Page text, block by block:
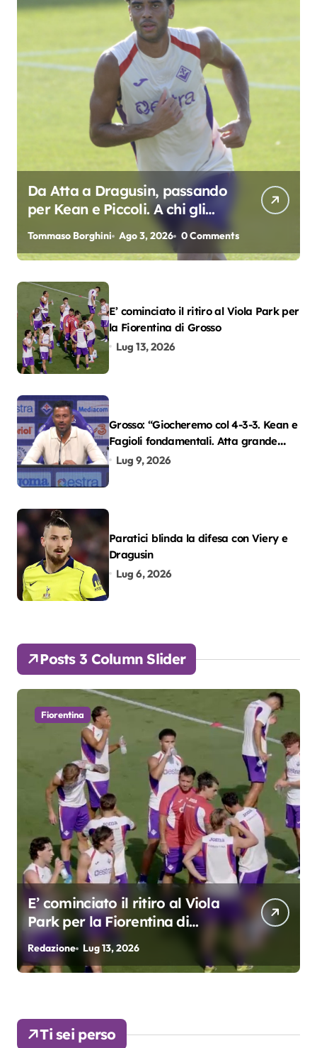
Da Atta a Dragusin, passando
per Kean e Piccoli. A chi gli
oscar del precampionato?
Tommaso Borghini Ago 3, 2026 0 Comments
E’ cominciato il ritiro al Viola Park per
la Fiorentina di Grosso
Lug 13, 2026
Grosso: “Giocheremo col 4-3-3. Kean e
Fagioli fondamentali. Atta grande
colpo”
Lug 9, 2026
Paratici blinda la difesa con Viery e
Dragusin
Lug 6, 2026
Posts 3 Column Slider
Fiorentina
E’ cominciato il ritiro al Viola
Park per la Fiorentina di
Grosso
Redazione Lug 13, 2026
Ti sei perso